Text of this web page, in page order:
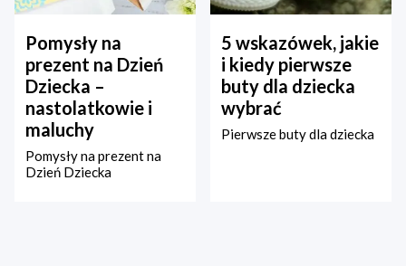
Pomysły na
prezent na Dzień
Dziecka –
nastolatkowie i
maluchy
Pomysły na prezent na
Dzień Dziecka
5 wskazówek, jakie
i kiedy pierwsze
buty dla dziecka
wybrać
Pierwsze buty dla dziecka